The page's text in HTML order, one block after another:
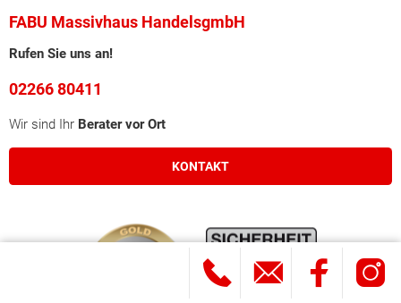
FABU Massivhaus HandelsgmbH
Rufen Sie uns an!
02266 80411
Wir sind Ihr Berater vor Ort
KONTAKT